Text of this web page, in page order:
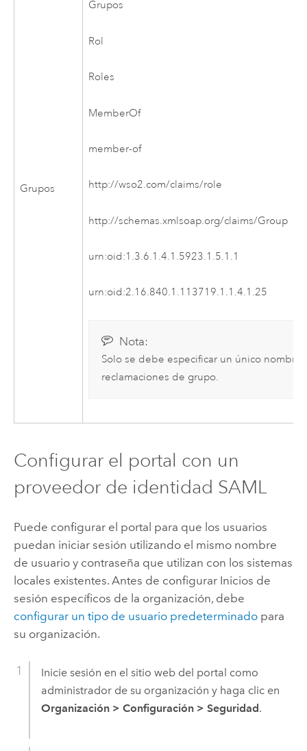
Grupos
Grupos
Rol
Roles
MemberOf
member-of
http://wso2.com/claims/role
http://schemas.xmlsoap.org/claims/Group
urn:oid:1.3.6.1.4.1.5923.1.5.1.1
urn:oid:2.16.840.1.113719.1.1.4.1.25
Nota:
Solo se debe especificar un único nombre
reclamaciones de grupo.
Configurar el portal con un
proveedor de identidad SAML
Puede configurar el portal para que los usuarios
puedan iniciar sesión utilizando el mismo nombre
de usuario y contraseña que utilizan con los sistemas
locales existentes. Antes de configurar Inicios de
sesión específicos de la organización, debe
configurar un tipo de usuario predeterminadopara
su organización.
Inicie sesión en el sitio web del portal como
administrador de su organización y haga clic en
Organización > Configuración > Seguridad.